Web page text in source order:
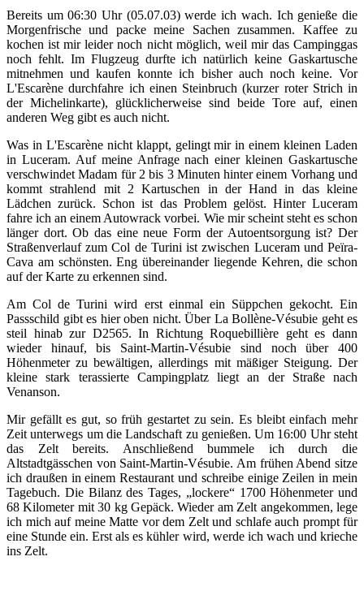
Bereits um 06:30 Uhr (05.07.03) werde ich wach. Ich genieße die
Morgenfrische und packe meine Sachen zusammen. Kaffee zu
kochen ist mir leider noch nicht möglich, weil mir das Campinggas
noch fehlt. Im Flugzeug durfte ich natürlich keine Gaskartusche
mitnehmen und kaufen konnte ich bisher auch noch keine. Vor
L'Escarène durchfahre ich einen Steinbruch (kurzer roter Strich in
der Michelinkarte), glücklicherweise sind beide Tore auf, einen
anderen Weg gibt es auch nicht.
Was in L'Escarène nicht klappt, gelingt mir in einem kleinen Laden
in Luceram. Auf meine Anfrage nach einer kleinen Gaskartusche
verschwindet Madam für 2 bis 3 Minuten hinter einem Vorhang und
kommt strahlend mit 2 Kartuschen in der Hand in das kleine
Lädchen zurück. Schon ist das Problem gelöst. Hinter Luceram
fahre ich an einem Autowrack vorbei. Wie mir scheint steht es schon
länger dort. Ob das eine neue Form der Autoentsorgung ist? Der
Straßenverlauf zum Col de Turini ist zwischen Luceram und Peïra-
Cava am schönsten. Eng übereinander liegende Kehren, die schon
auf der Karte zu erkennen sind.
Am Col de Turini wird erst einmal ein Süppchen gekocht. Ein
Passschild gibt es hier oben nicht. Über La Bollène-Vésubie geht es
steil hinab zur D2565. In Richtung Roquebillière geht es dann
wieder hinauf, bis Saint-Martin-Vésubie sind noch über 400
Höhenmeter zu bewältigen, allerdings mit mäßiger Steigung. Der
kleine stark terassierte Campingplatz liegt an der Straße nach
Venanson.
Mir gefällt es gut, so früh gestartet zu sein. Es bleibt einfach mehr
Zeit unterwegs um die Landschaft zu genießen. Um 16:00 Uhr steht
das Zelt bereits. Anschließend bummele ich durch die
Altstadtgässchen von Saint-Martin-Vésubie. Am frühen Abend sitze
ich draußen in einem Restaurant und schreibe einige Zeilen in mein
Tagebuch. Die Bilanz des Tages, „lockere“ 1700 Höhenmeter und
68 Kilometer mit 30 kg Gepäck. Wieder am Zelt angekommen, lege
ich mich auf meine Matte vor dem Zelt und schlafe auch prompt für
eine Stunde ein. Erst als es kühler wird, werde ich wach und krieche
ins Zelt.